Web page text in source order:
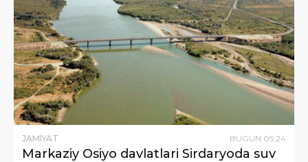
JAMIYAT BUGUN 05:24
Markaziy Osiyo davlatlari Sirdaryoda suv